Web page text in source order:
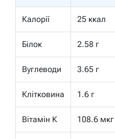
Калорії 25 ккал
Білок 2.58 г
Вуглеводи 3.65 г
Клітковина 1.6 г
Вітамін К 108.6 мкг